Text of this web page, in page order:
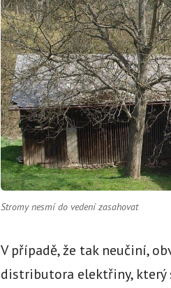
Stromy nesmí do vedení zasahovat
V případě, že tak neučiní,
distributora elektřiny, který